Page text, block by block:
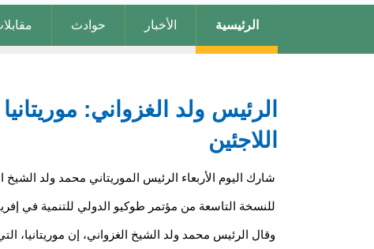
الرئيسية الأخبار حوادث
الرئيس ولد الغزواني:
اللاجئين
شارك اليوم الأربعاء الرئيس الموريتاني محمد ولد الشيخ
للنسخة التاسعة من مؤتمر طوكيو الدولي للتنمية في
وقال الرئيس محمد ولد الشيخ الغزواني، إن موريتانيا،